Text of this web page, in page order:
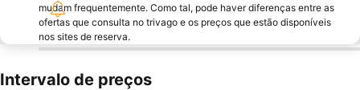
mudam frequentemente. Como tal, pode haver diferenças entre as
ofertas que consulta no trivago e os preços que estão disponíveis
nos sites de reserva.
Intervalo de preços